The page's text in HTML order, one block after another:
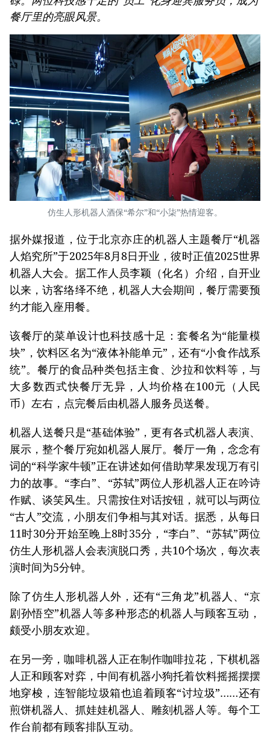
餐厅里的亮眼风景。
仿生人形机器人酒保“希尔”和“小柒”热情迎客。
据外媒报道，位于北京亦庄的机器人主题餐厅“机器
人焰究所”于2025年8月8日开业，彼时正值2025世界
机器人大会。据工作人员李颖（化名）介绍，自开业
以来，访客络绎不绝，机器人大会期间，餐厅需要预
约才能入座用餐。
该餐厅的菜单设计也科技感十足：套餐名为“能量模
块”，饮料区名为“液体补能单元”，还有“小食作战系
统”。餐厅的食品种类包括主食、沙拉和饮料等，与
大多数西式快餐厅无异，人均价格在100元（人民
币）左右，点完餐后由机器人服务员送餐。
机器人送餐只是“基础体验”，更有各式机器人表演、
展示，整个餐厅宛如机器人展厅。餐厅一角，念念有
词的“科学家牛顿”正在讲述如何借助苹果发现万有引
力的故事。“李白”、“苏轼”两位人形机器人正在吟诗
作赋、谈笑风生。只需按住对话按钮，就可以与两位
“古人”交流，小朋友们争相与其对话。据悉，从每日
11时30分开始至晚上8时35分，“李白”、“苏轼”两位
仿生人形机器人会表演脱口秀，共10个场次，每次表
演时间为5分钟。
除了仿生人形机器人外，还有“三角龙”机器人、“京
剧孙悟空”机器人等多种形态的机器人与顾客互动，
颇受小朋友欢迎。
在另一旁，咖啡机器人正在制作咖啡拉花，下棋机器
人正和顾客对弈，中间有机器小狗托着饮料摇摇摆摆
地穿梭，连智能垃圾箱也追着顾客“讨垃圾”……还有
煎饼机器人、抓娃娃机器人、雕刻机器人等。每个工
作台前都有顾客排队互动。